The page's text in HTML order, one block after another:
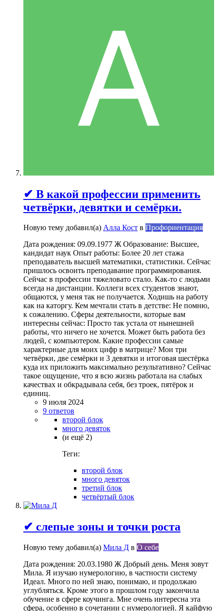
✔ В какой профессии применить
четвёрки, девятки и семёрки.
Новую тему добавил(а) Алла Кост в Профориентация
Дата рождения: 09.09.1977 Ж Образование: Высшее,
кандидат наук Опыт работы: Более 20 лет стажа
преподаватель высшей математики, статистики. Сейчас
пришлось освоить преподавание программирования.
Сейчас в профессии тяжеловато стало. Как-то с людьми
всегда на дистанции. Коллеги всех студентов знают,
общаются, у меня так не получается. Ходишь на работу
как на каторгу. Кем мечтали стать в детстве: Не помню,
к сожалению. Сферы деятельности, которые вам
интересны сейчас: Просто так устала от нынешней
работы, что ничего не хочется. Может быть работа без
людей, с компьютером. Какие профессии самые
характерные для моих цифр в матрице? Мои три
четвёрки, две семёрки и 3 девятки и итоговая шестёрка
куда их приложить максимально результативно? Сейчас
такое ощущение, что я всю жизнь работала на слабых
качествах и обкрадывала себя, без троек, пятёрок и
единиц.
9 июля 2024
9 ответов
второй блок
много девяток
(и ещё 2)
Теги:
второй блок
много девяток
третий блок
четвёртый блок
✔ слепые зоны и точки роста
Новую тему добавил(а) Мила Д в О себе
Дата рождения: 20.03.1980 Ж Добрый день. Меня зовут
Мила. Я изучаю нумерологию, в частности систему
Идеал. Много по ней знаю, понимаю, и продолжаю
углубляться. Кроме этого в прошлом году закончила
обучение в сфере коучинга. Мне очень интересна эта
сфера, особенно в сочетании с нумерологией. Я кайфую